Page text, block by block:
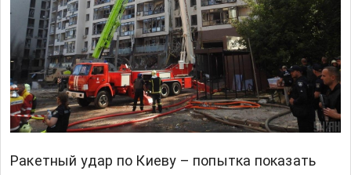
Ракетный удар по Киеву – попытка показать